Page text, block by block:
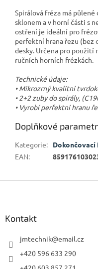
Spirálová fréza má
sklonem a v horní části s
ostření je ideální pro
perfektní hrana řezu (bez
desky. Určena pro použití
ručních horních frézkách.
Technické údaje:
• Mikrozrný kvalitní
• 2+2 zuby do spirály,
• Vyrobí perfektní hranu
Doplňkové
Kategorie:
Dokončovací
EAN:
Kontakt
jmtechnik@email.cz
+420 596 633 290